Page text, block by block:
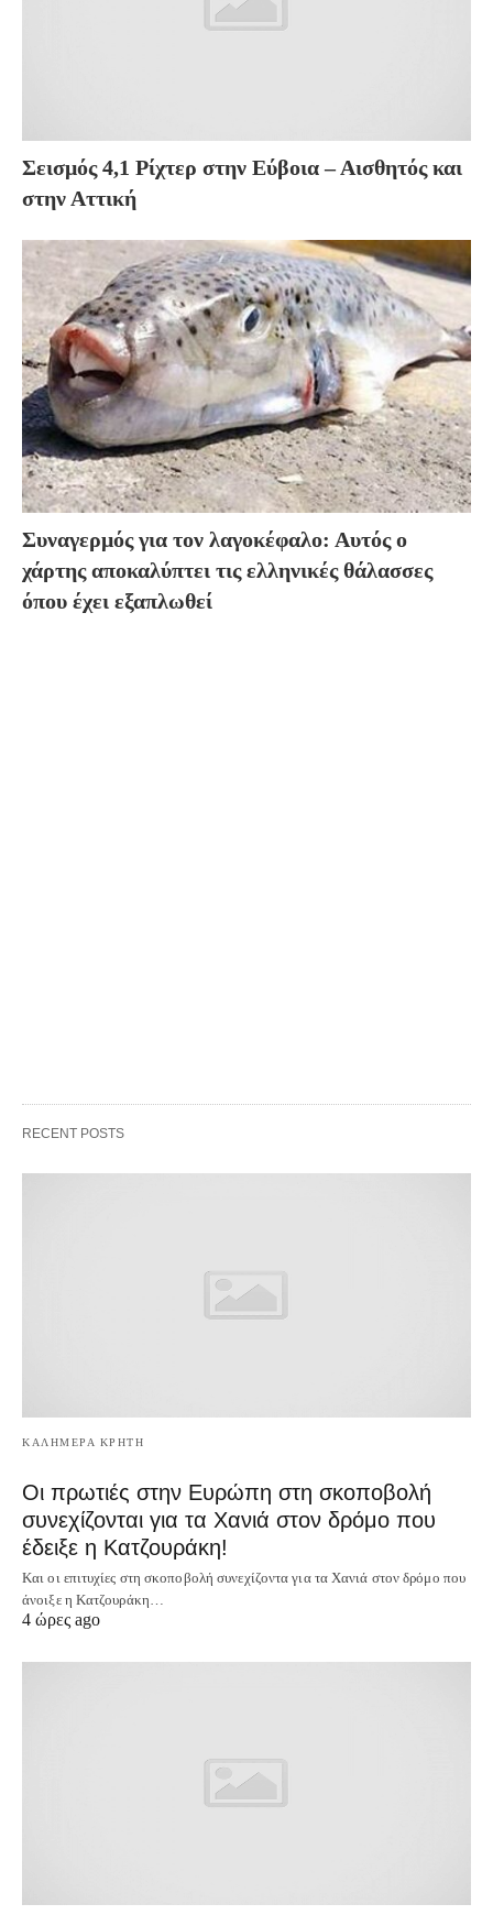
Σεισμός 4,1 Ρίχτερ στην Εύβοια – Αισθητός και
στην Αττική
Συναγερμός για τον λαγοκέφαλο: Αυτός ο
χάρτης αποκαλύπτει τις ελληνικές θάλασσες
όπου έχει εξαπλωθεί
RECENT POSTS
ΚΑΛΗΜΕΡΑ ΚΡΗΤΗ
Οι πρωτιές στην Ευρώπη στη σκοποβολή
συνεχίζονται για τα Χανιά στον δρόμο που
έδειξε η Κατζουράκη!
Και οι επιτυχίες στη σκοποβολή συνεχίζοντα για τα Χανιά στον δρόμο που
άνοιξε η Κατζουράκη…
4 ώρες ago